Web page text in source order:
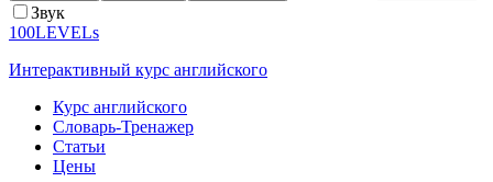
Звук
100LEVELs
Интерактивный курс английского
Курс английского
Словарь-Тренажер
Статьи
Цены